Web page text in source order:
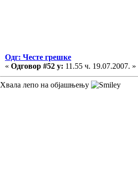
Одг: Честе грешке
« Одговор #52 у: 11.55 ч. 19.07.2007. »
Хвала лепо на објашњењу